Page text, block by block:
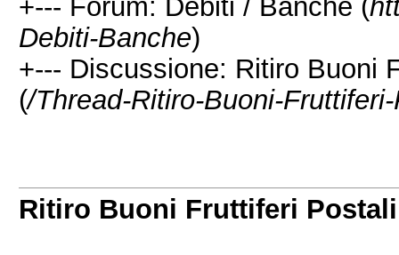
+--- Forum: Debiti / Banche (
Debiti-Banche)
+--- Discussione: Ritiro Buoni
(/Thread-Ritiro-Buoni-
Ritiro Buoni Fruttiferi